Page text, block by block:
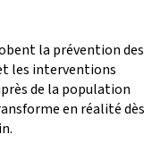
la prévention des
les interventions
de la population
en réalité dès